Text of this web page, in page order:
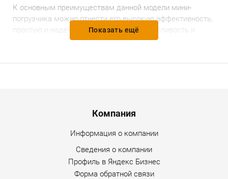
К основным преимуществам данной модели мини-
погрузчика можно отнести его высокую эффективность,
простую и надежную конструкцию, выносливость и
Дополнительно можно отметить такие особенности этой
так и вертикальным подъемами;
мини-погрузчики ANT 1200 с вертикальным
партии перспективных моделей;
погрузчик оснащен гидростатическим приводом;
Показать ещё
Компания
Информация о компании
Сведения о компании
Профиль в Яндекс Бизнес
Форма обратной связи